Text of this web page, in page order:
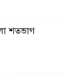
শতভাগ